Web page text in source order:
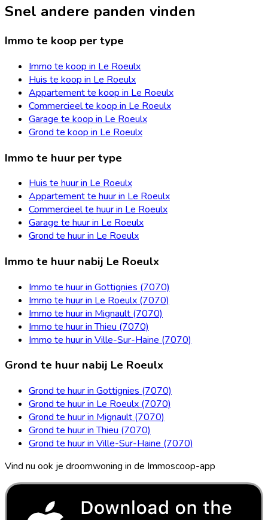
Snel andere panden vinden
Immo te koop per type
Immo te koop in Le Roeulx
Huis te koop in Le Roeulx
Appartement te koop in Le Roeulx
Commercieel te koop in Le Roeulx
Garage te koop in Le Roeulx
Grond te koop in Le Roeulx
Immo te huur per type
Huis te huur in Le Roeulx
Appartement te huur in Le Roeulx
Commercieel te huur in Le Roeulx
Garage te huur in Le Roeulx
Grond te huur in Le Roeulx
Immo te huur nabij Le Roeulx
Immo te huur in Gottignies (7070)
Immo te huur in Le Roeulx (7070)
Immo te huur in Mignault (7070)
Immo te huur in Thieu (7070)
Immo te huur in Ville-Sur-Haine (7070)
Grond te huur nabij Le Roeulx
Grond te huur in Gottignies (7070)
Grond te huur in Le Roeulx (7070)
Grond te huur in Mignault (7070)
Grond te huur in Thieu (7070)
Grond te huur in Ville-Sur-Haine (7070)
Vind nu ook je droomwoning in de Immoscoop-app